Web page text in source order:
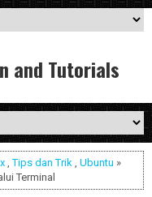
and Tutorials
,Tips dan Trik Ubuntu »
Terminal